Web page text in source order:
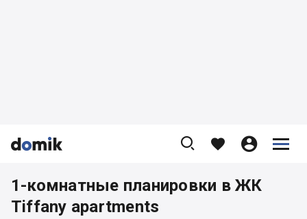


    


1-комнатные планировки в ЖК
Tiffany apartments